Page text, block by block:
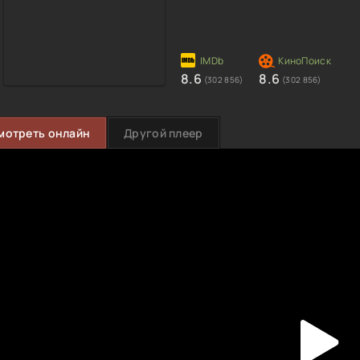
8.6 (302 856) 8.6 (302 856)
онлайн Другой плеер